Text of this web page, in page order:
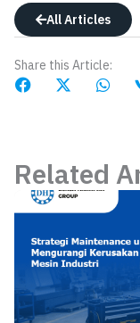
All Articles
Share this Article:
Related